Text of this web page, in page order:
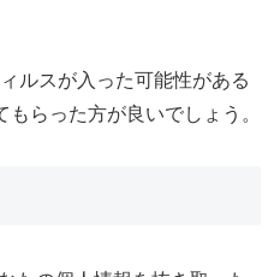
ルスが入った可能性がある
らった方が良いでしょう。